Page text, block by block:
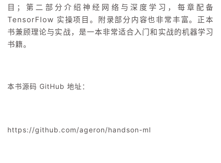
目；第二部分介绍神经网络与深度学习，每章配备
TensorFlow 实操项目。附录部分内容也非常丰富。正本
书兼顾理论与实战，是一本非常适合入门和实战的机器学习
书籍。
本书源码 GitHub 地址：
https://github.com/ageron/handson-ml